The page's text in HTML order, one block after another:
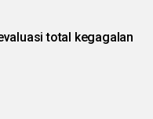
total kegagalan